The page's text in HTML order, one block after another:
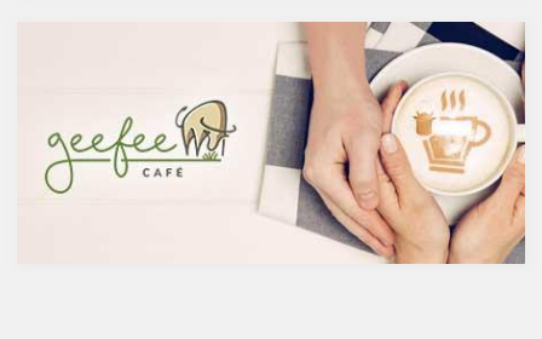
で、蒸留酒は一般的には40度～
50度、最大で90度台のアルコー
ルとなります。以下が主なお酒
の醸造酒と蒸留酒の分類です。
免疫力を向上させる亜鉛の吸収
を助けるケルセチン
免疫力を保つことは、コロナウ
イルスの対策に限らず風邪やイ
ンフルエンザなど、さまざまな
疾患に対して人の体に有益な効
果を与えます。その免疫システ
ムを維持するのに重要な働きを
するのが亜鉛。